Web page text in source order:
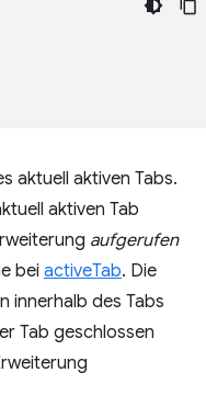
aktuell aktiven Tabs.
aktiven Tab
aufgerufen
bei activeTab. Die
innerhalb des Tabs
Tab geschlossen